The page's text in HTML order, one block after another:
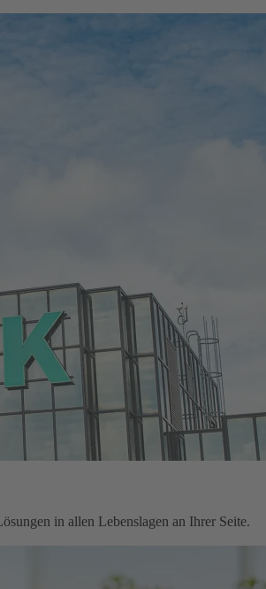
in allen Lebenslagen an Ihrer Seite.